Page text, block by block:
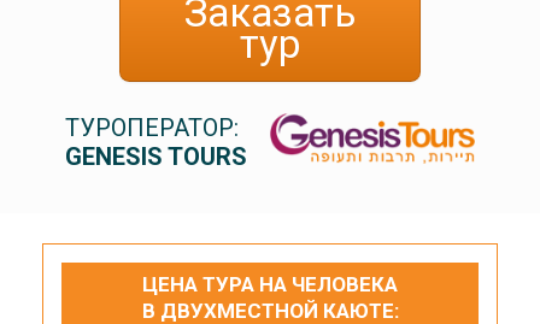
Заказать
тур
ТУРОПЕРАТОР:
GENESIS TOURS
ЦЕНА ТУРА НА ЧЕЛОВЕКА
В ДВУХМЕСТНОЙ КАЮТЕ: